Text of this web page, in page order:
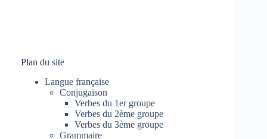
Plan du site
Langue française
Conjugaison
Verbes du 1er groupe
Verbes du 2ème groupe
Verbes du 3ème groupe
Grammaire